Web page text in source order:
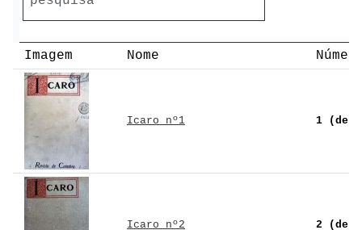
Imagem Nome
Icaro nº1 1 (de
Icaro nº2 2 (de